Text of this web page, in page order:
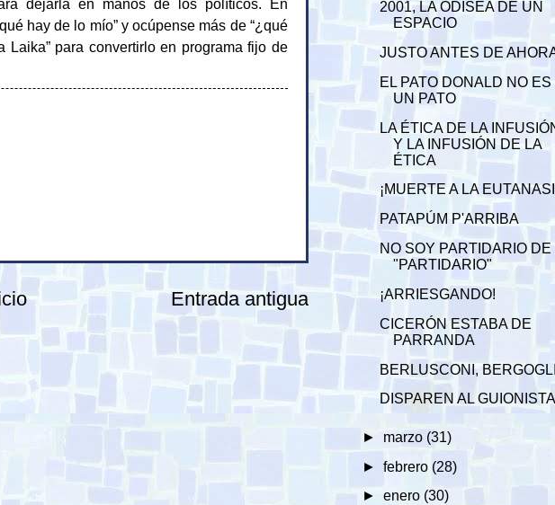
dejarla en manos de los políticos. En
hay de lo mío” y ocúpense más de “¿qué
Laika” para convertirlo en programa fijo de
Entrada antigua
2001, LA ODISEA DE UN
ESPACIO
JUSTO ANTES DE
EL PATO DONALD NO ES
UN PATO
LA ÉTICA DE LA
Y LA INFUSIÓN DE LA
ÉTICA
¡MUERTE A LA
PATAPÚM P'ARRIBA
NO SOY PARTIDARIO DE
"PARTIDARIO"
¡ARRIESGANDO!
CICERÓN ESTABA DE
PARRANDA
BERLUSCONI,
DISPAREN AL
► marzo (31)
► febrero (28)
► enero (30)